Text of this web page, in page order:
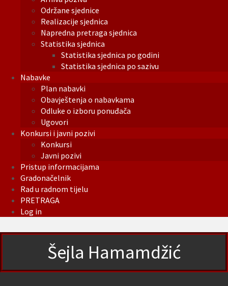
Održane sjednice
Realizacije sjednica
Napredna pretraga sjednica
Statistika sjednica
Statistika sjednica po godini
Statistika sjednica po sazivu
Nabavke
Plan nabavki
Obavještenja o nabavkama
Odluke o izboru ponuđača
Ugovori
Konkursi i javni pozivi
Konkursi
Javni pozivi
Pristup informacijama
Gradonačelnik
Rad u radnom tijelu
PRETRAGA
Log in
Šejla Hamamdžić